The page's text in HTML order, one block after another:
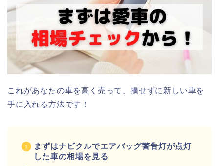
これがあなたの車を高く売って、損せずに新しい車を
手に入れる方法です！
まずはナビクルでエアバッグ警告灯が点灯
した車の相場を見る